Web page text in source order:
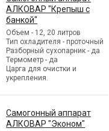
АЛКОВАР "Крепыш с
банкой"
Объем - 12, 20 литров
Тип охладителя - проточный
Разборный сухопарник - да
Термометр - да
Царга для очистки и
укрепления.
Самогонный аппарат
АЛКОВАР "Эконом"